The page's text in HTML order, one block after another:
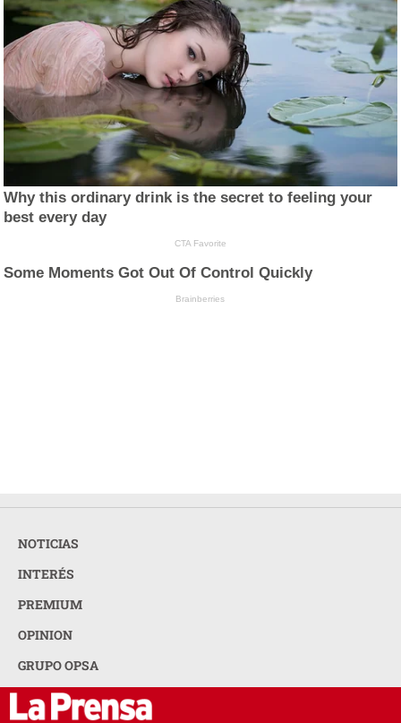
Why this ordinary drink is the secret to feeling your
best every day
CTA Favorite
Some Moments Got Out Of Control Quickly
Brainberries
NOTICIAS
INTERÉS
PREMIUM
OPINION
GRUPO OPSA